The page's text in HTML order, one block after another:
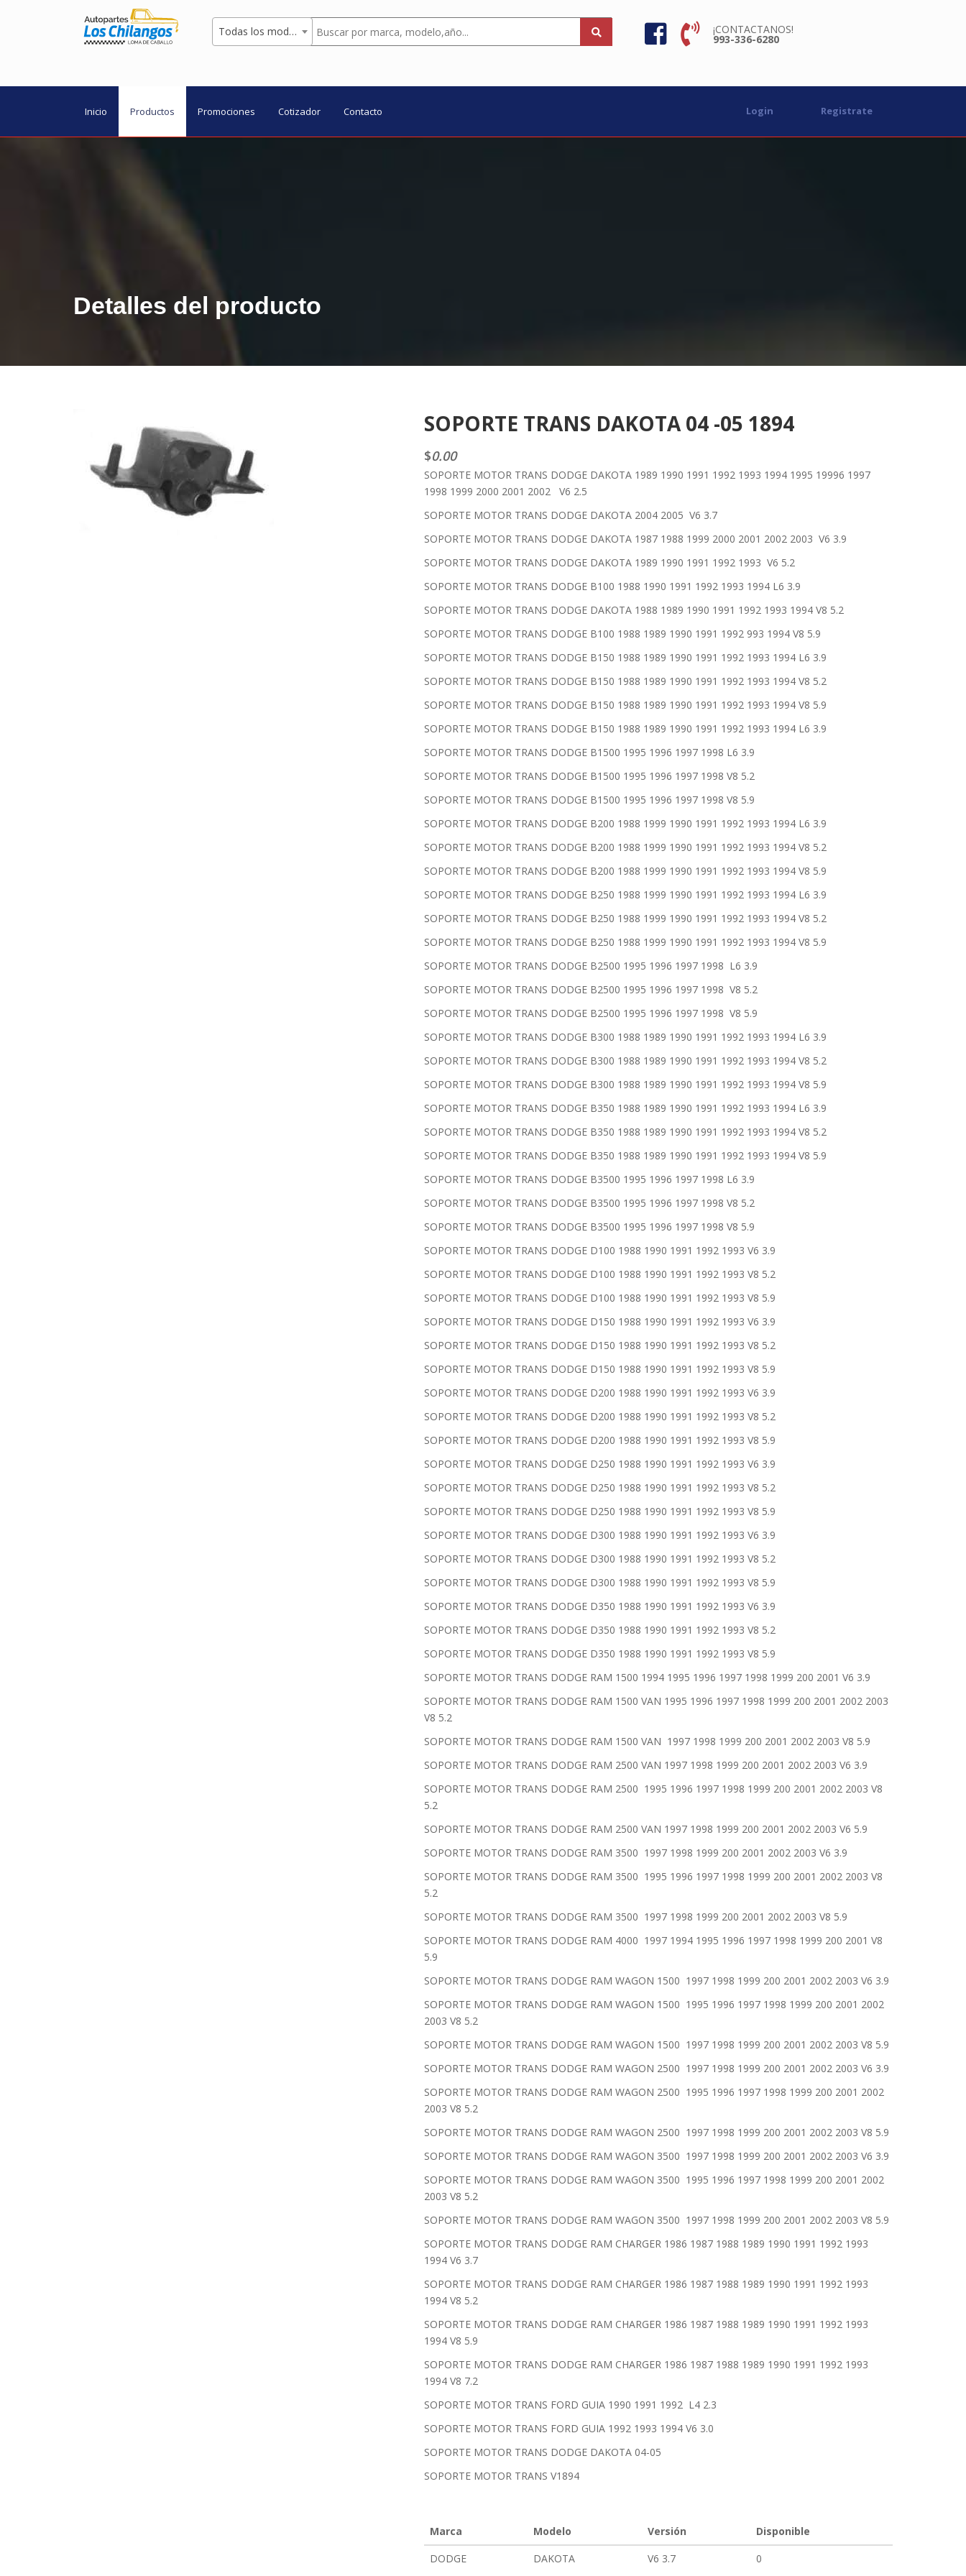
Todas los modelos ¡CONTACTANOS!
993-336-6280
Inicio Productos Promociones Cotizador Contacto Login Registrate
Detalles del producto
SOPORTE TRANS DAKOTA 04 -05 1894
$0.00
SOPORTE MOTOR TRANS DODGE DAKOTA 1989 1990 1991 1992 1993 1994 1995 19996 1997
1998 1999 2000 2001 2002 V6 2.5
SOPORTE MOTOR TRANS DODGE DAKOTA 2004 2005 V6 3.7
SOPORTE MOTOR TRANS DODGE DAKOTA 1987 1988 1999 2000 2001 2002 2003 V6 3.9
SOPORTE MOTOR TRANS DODGE DAKOTA 1989 1990 1991 1992 1993 V6 5.2
SOPORTE MOTOR TRANS DODGE B100 1988 1990 1991 1992 1993 1994 L6 3.9
SOPORTE MOTOR TRANS DODGE DAKOTA 1988 1989 1990 1991 1992 1993 1994 V8 5.2
SOPORTE MOTOR TRANS DODGE B100 1988 1989 1990 1991 1992 993 1994 V8 5.9
SOPORTE MOTOR TRANS DODGE B150 1988 1989 1990 1991 1992 1993 1994 L6 3.9
SOPORTE MOTOR TRANS DODGE B150 1988 1989 1990 1991 1992 1993 1994 V8 5.2
SOPORTE MOTOR TRANS DODGE B150 1988 1989 1990 1991 1992 1993 1994 V8 5.9
SOPORTE MOTOR TRANS DODGE B150 1988 1989 1990 1991 1992 1993 1994 L6 3.9
SOPORTE MOTOR TRANS DODGE B1500 1995 1996 1997 1998 L6 3.9
SOPORTE MOTOR TRANS DODGE B1500 1995 1996 1997 1998 V8 5.2
SOPORTE MOTOR TRANS DODGE B1500 1995 1996 1997 1998 V8 5.9
SOPORTE MOTOR TRANS DODGE B200 1988 1999 1990 1991 1992 1993 1994 L6 3.9
SOPORTE MOTOR TRANS DODGE B200 1988 1999 1990 1991 1992 1993 1994 V8 5.2
SOPORTE MOTOR TRANS DODGE B200 1988 1999 1990 1991 1992 1993 1994 V8 5.9
SOPORTE MOTOR TRANS DODGE B250 1988 1999 1990 1991 1992 1993 1994 L6 3.9
SOPORTE MOTOR TRANS DODGE B250 1988 1999 1990 1991 1992 1993 1994 V8 5.2
SOPORTE MOTOR TRANS DODGE B250 1988 1999 1990 1991 1992 1993 1994 V8 5.9
SOPORTE MOTOR TRANS DODGE B2500 1995 1996 1997 1998 L6 3.9
SOPORTE MOTOR TRANS DODGE B2500 1995 1996 1997 1998 V8 5.2
SOPORTE MOTOR TRANS DODGE B2500 1995 1996 1997 1998 V8 5.9
SOPORTE MOTOR TRANS DODGE B300 1988 1989 1990 1991 1992 1993 1994 L6 3.9
SOPORTE MOTOR TRANS DODGE B300 1988 1989 1990 1991 1992 1993 1994 V8 5.2
SOPORTE MOTOR TRANS DODGE B300 1988 1989 1990 1991 1992 1993 1994 V8 5.9
SOPORTE MOTOR TRANS DODGE B350 1988 1989 1990 1991 1992 1993 1994 L6 3.9
SOPORTE MOTOR TRANS DODGE B350 1988 1989 1990 1991 1992 1993 1994 V8 5.2
SOPORTE MOTOR TRANS DODGE B350 1988 1989 1990 1991 1992 1993 1994 V8 5.9
SOPORTE MOTOR TRANS DODGE B3500 1995 1996 1997 1998 L6 3.9
SOPORTE MOTOR TRANS DODGE B3500 1995 1996 1997 1998 V8 5.2
SOPORTE MOTOR TRANS DODGE B3500 1995 1996 1997 1998 V8 5.9
SOPORTE MOTOR TRANS DODGE D100 1988 1990 1991 1992 1993 V6 3.9
SOPORTE MOTOR TRANS DODGE D100 1988 1990 1991 1992 1993 V8 5.2
SOPORTE MOTOR TRANS DODGE D100 1988 1990 1991 1992 1993 V8 5.9
SOPORTE MOTOR TRANS DODGE D150 1988 1990 1991 1992 1993 V6 3.9
SOPORTE MOTOR TRANS DODGE D150 1988 1990 1991 1992 1993 V8 5.2
SOPORTE MOTOR TRANS DODGE D150 1988 1990 1991 1992 1993 V8 5.9
SOPORTE MOTOR TRANS DODGE D200 1988 1990 1991 1992 1993 V6 3.9
SOPORTE MOTOR TRANS DODGE D200 1988 1990 1991 1992 1993 V8 5.2
SOPORTE MOTOR TRANS DODGE D200 1988 1990 1991 1992 1993 V8 5.9
SOPORTE MOTOR TRANS DODGE D250 1988 1990 1991 1992 1993 V6 3.9
SOPORTE MOTOR TRANS DODGE D250 1988 1990 1991 1992 1993 V8 5.2
SOPORTE MOTOR TRANS DODGE D250 1988 1990 1991 1992 1993 V8 5.9
SOPORTE MOTOR TRANS DODGE D300 1988 1990 1991 1992 1993 V6 3.9
SOPORTE MOTOR TRANS DODGE D300 1988 1990 1991 1992 1993 V8 5.2
SOPORTE MOTOR TRANS DODGE D300 1988 1990 1991 1992 1993 V8 5.9
SOPORTE MOTOR TRANS DODGE D350 1988 1990 1991 1992 1993 V6 3.9
SOPORTE MOTOR TRANS DODGE D350 1988 1990 1991 1992 1993 V8 5.2
SOPORTE MOTOR TRANS DODGE D350 1988 1990 1991 1992 1993 V8 5.9
SOPORTE MOTOR TRANS DODGE RAM 1500 1994 1995 1996 1997 1998 1999 200 2001 V6 3.9
SOPORTE MOTOR TRANS DODGE RAM 1500 VAN 1995 1996 1997 1998 1999 200 2001 2002 2003
V8 5.2
SOPORTE MOTOR TRANS DODGE RAM 1500 VAN 1997 1998 1999 200 2001 2002 2003 V8 5.9
SOPORTE MOTOR TRANS DODGE RAM 2500 VAN 1997 1998 1999 200 2001 2002 2003 V6 3.9
SOPORTE MOTOR TRANS DODGE RAM 2500 1995 1996 1997 1998 1999 200 2001 2002 2003 V8
5.2
SOPORTE MOTOR TRANS DODGE RAM 2500 VAN 1997 1998 1999 200 2001 2002 2003 V6 5.9
SOPORTE MOTOR TRANS DODGE RAM 3500 1997 1998 1999 200 2001 2002 2003 V6 3.9
SOPORTE MOTOR TRANS DODGE RAM 3500 1995 1996 1997 1998 1999 200 2001 2002 2003 V8
5.2
SOPORTE MOTOR TRANS DODGE RAM 3500 1997 1998 1999 200 2001 2002 2003 V8 5.9
SOPORTE MOTOR TRANS DODGE RAM 4000 1997 1994 1995 1996 1997 1998 1999 200 2001 V8
5.9
SOPORTE MOTOR TRANS DODGE RAM WAGON 1500 1997 1998 1999 200 2001 2002 2003 V6 3.9
SOPORTE MOTOR TRANS DODGE RAM WAGON 1500 1995 1996 1997 1998 1999 200 2001 2002
2003 V8 5.2
SOPORTE MOTOR TRANS DODGE RAM WAGON 1500 1997 1998 1999 200 2001 2002 2003 V8 5.9
SOPORTE MOTOR TRANS DODGE RAM WAGON 2500 1997 1998 1999 200 2001 2002 2003 V6 3.9
SOPORTE MOTOR TRANS DODGE RAM WAGON 2500 1995 1996 1997 1998 1999 200 2001 2002
2003 V8 5.2
SOPORTE MOTOR TRANS DODGE RAM WAGON 2500 1997 1998 1999 200 2001 2002 2003 V8 5.9
SOPORTE MOTOR TRANS DODGE RAM WAGON 3500 1997 1998 1999 200 2001 2002 2003 V6 3.9
SOPORTE MOTOR TRANS DODGE RAM WAGON 3500 1995 1996 1997 1998 1999 200 2001 2002
2003 V8 5.2
SOPORTE MOTOR TRANS DODGE RAM WAGON 3500 1997 1998 1999 200 2001 2002 2003 V8 5.9
SOPORTE MOTOR TRANS DODGE RAM CHARGER 1986 1987 1988 1989 1990 1991 1992 1993
1994 V6 3.7
SOPORTE MOTOR TRANS DODGE RAM CHARGER 1986 1987 1988 1989 1990 1991 1992 1993
1994 V8 5.2
SOPORTE MOTOR TRANS DODGE RAM CHARGER 1986 1987 1988 1989 1990 1991 1992 1993
1994 V8 5.9
SOPORTE MOTOR TRANS DODGE RAM CHARGER 1986 1987 1988 1989 1990 1991 1992 1993
1994 V8 7.2
SOPORTE MOTOR TRANS FORD GUIA 1990 1991 1992 L4 2.3
SOPORTE MOTOR TRANS FORD GUIA 1992 1993 1994 V6 3.0
SOPORTE MOTOR TRANS DODGE DAKOTA 04-05
SOPORTE MOTOR TRANS V1894
Marca Modelo Versión
Disponible
DODGE
DAKOTA V6 3.7 0